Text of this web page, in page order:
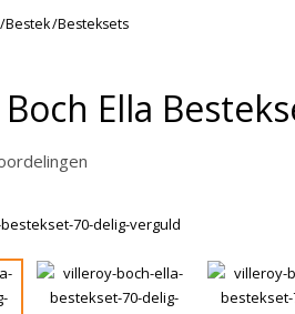
/Bestek/Besteksets
Ella